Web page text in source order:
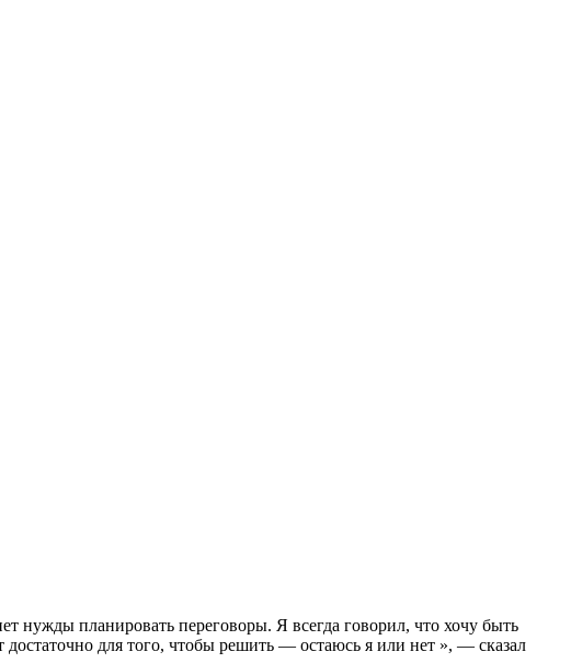
нужды планировать переговоры. Я всегда говорил, что хочу быть
для того, чтобы решить — остаюсь я или нет », — сказал